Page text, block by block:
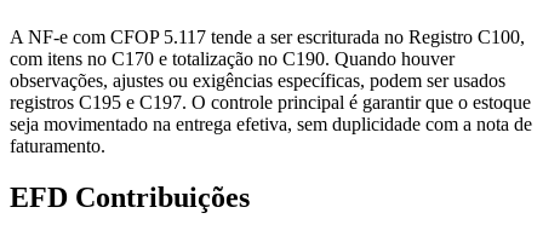
A NF-e com CFOP 5.117 tende a ser escriturada no Registro C100,
com itens no C170 e totalização no C190. Quando houver
observações, ajustes ou exigências específicas, podem ser usados
registros C195 e C197. O controle principal é garantir que o estoque
seja movimentado na entrega efetiva, sem duplicidade com a nota de
faturamento.
EFD Contribuições